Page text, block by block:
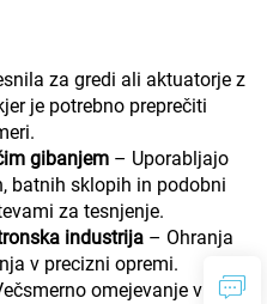
za gredi ali aktuatorje z
je potrebno preprečiti
gibanjem – Uporabljajo
batnih sklopih in podobni
za tesnjenje.
industrija – Ohranja
v precizni opremi.
omejevanje v